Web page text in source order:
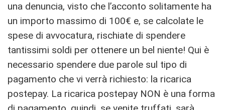
una denuncia, visto che l’acconto solitamente ha
un importo massimo di 100€ e, se calcolate le
spese di avvocatura, rischiate di spendere
tantissimi soldi per ottenere un bel niente! Qui è
necessario spendere due parole sul tipo di
pagamento che vi verrà richiesto: la ricarica
postepay. La ricarica postepay NON è una forma